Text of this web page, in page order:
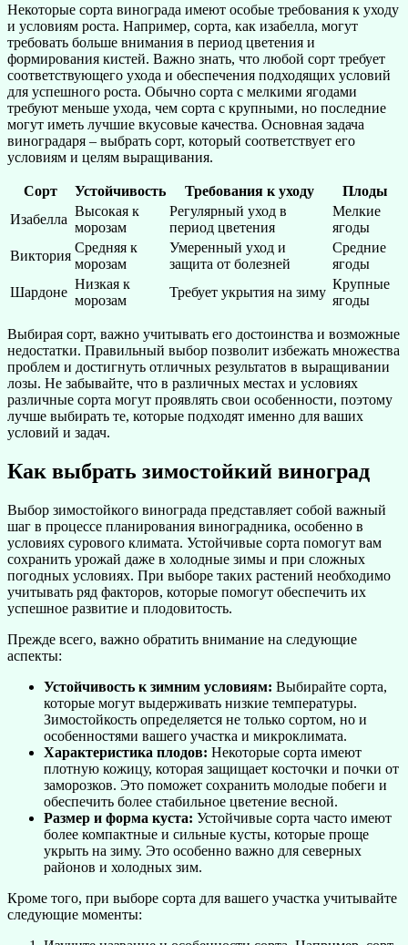
Некоторые сорта винограда имеют особые требования к уходу
и условиям роста. Например, сорта, как изабелла, могут
требовать больше внимания в период цветения и
формирования кистей. Важно знать, что любой сорт требует
соответствующего ухода и обеспечения подходящих условий
для успешного роста. Обычно сорта с мелкими ягодами
требуют меньше ухода, чем сорта с крупными, но последние
могут иметь лучшие вкусовые качества. Основная задача
виноградаря – выбрать сорт, который соответствует его
условиям и целям выращивания.
Сорт Устойчивость Требования к уходу
Плоды
Изабелла
Высокая к
морозам
Регулярный уход в
период цветения
Мелкие
ягоды
Виктория
Средняя к
морозам
Умеренный уход и
защита от болезней
Средние
ягоды
Шардоне
Низкая к
морозам
Требует укрытия на зиму
Крупные
ягоды
Выбирая сорт, важно учитывать его достоинства и возможные
недостатки. Правильный выбор позволит избежать множества
проблем и достигнуть отличных результатов в выращивании
лозы. Не забывайте, что в различных местах и условиях
различные сорта могут проявлять свои особенности, поэтому
лучше выбирать те, которые подходят именно для ваших
условий и задач.
Как выбрать зимостойкий виноград
Выбор зимостойкого винограда представляет собой важный
шаг в процессе планирования виноградника, особенно в
условиях сурового климата. Устойчивые сорта помогут вам
сохранить урожай даже в холодные зимы и при сложных
погодных условиях. При выборе таких растений необходимо
учитывать ряд факторов, которые помогут обеспечить их
успешное развитие и плодовитость.
Прежде всего, важно обратить внимание на следующие
аспекты:
Устойчивость к зимним условиям: Выбирайте сорта,
которые могут выдерживать низкие температуры.
Зимостойкость определяется не только сортом, но и
особенностями вашего участка и микроклимата.
Характеристика плодов: Некоторые сорта имеют
плотную кожицу, которая защищает косточки и почки от
заморозков. Это поможет сохранить молодые побеги и
обеспечить более стабильное цветение весной.
Размер и форма куста: Устойчивые сорта часто имеют
более компактные и сильные кусты, которые проще
укрыть на зиму. Это особенно важно для северных
районов и холодных зим.
Кроме того, при выборе сорта для вашего участка учитывайте
следующие моменты: